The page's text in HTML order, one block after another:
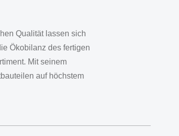
Qualität lassen sich
Ökobilanz des fertigen
Mit seinem
auf höchstem